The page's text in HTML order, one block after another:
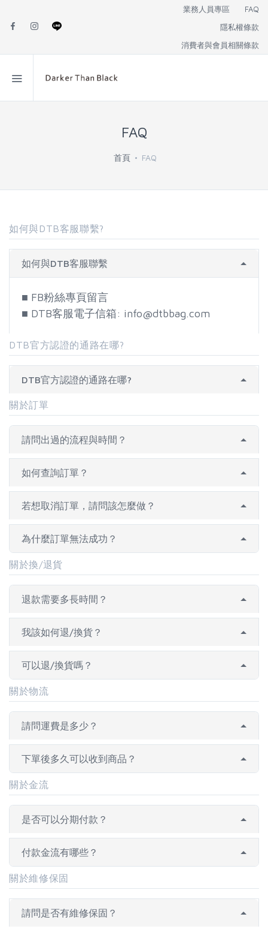
業務人員專區
FAQ
隱私權條款
消費者與會員相關條款
FAQ
首頁 FAQ
如何與DTB客服聯繫?
如何與DTB客服聯繫
■ FB粉絲專頁留言
■ DTB客服電子信箱: info@dtbbag.com
DTB官方認證的通路在哪?
DTB官方認證的通路在哪?
關於訂單
請問出過的流程與時間？
如何查詢訂單？
若想取消訂單，請問該怎麼做？
為什麼訂單無法成功？
關於換/退貨
退款需要多長時間？
我該如何退/換貨？
可以退/換貨嗎？
關於物流
請問運費是多少？
下單後多久可以收到商品？
關於金流
是否可以分期付款？
付款金流有哪些？
關於維修保固
請問是否有維修保固？